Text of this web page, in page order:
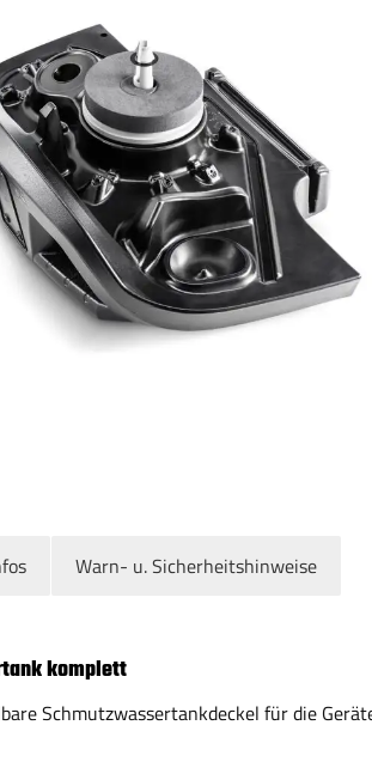
Warn- u. Sicherheitshinweise
komplett
Schmutzwassertankdeckel für die